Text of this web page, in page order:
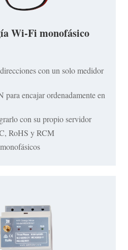
Wi-Fi monofásico
con un solo medidor
encajar ordenadamente en
con su propio servidor
RoHS y RCM